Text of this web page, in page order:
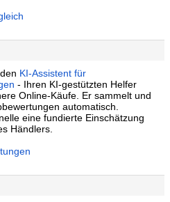
KI-Assistent für
- Ihren KI-gestützten Helfer
Online-Käufe. Er sammelt und
automatisch.
eine fundierte Einschätzung
Händlers.